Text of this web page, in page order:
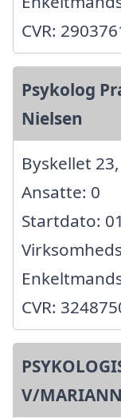
CVR:
Psykolog
Nielsen
Byskellet
Ansatte: 0
Startdato:
CVR:
V/